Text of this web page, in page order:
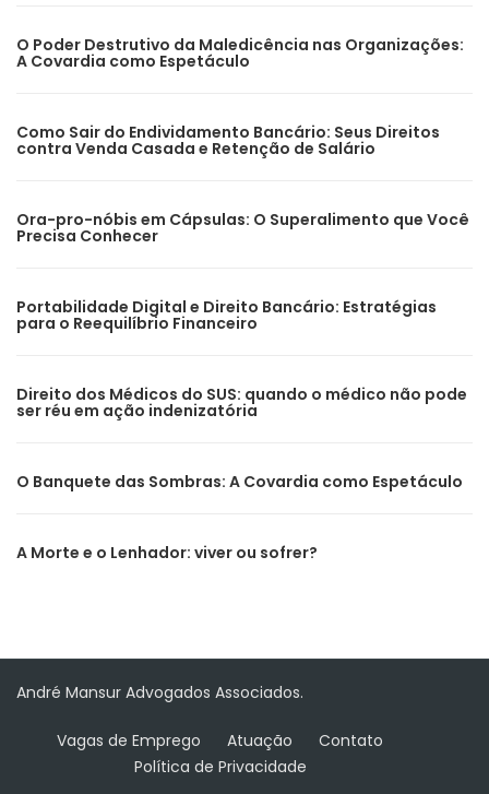
O Poder Destrutivo da Maledicência nas Organizações:
A Covardia como Espetáculo
Como Sair do Endividamento Bancário: Seus Direitos
contra Venda Casada e Retenção de Salário
Ora-pro-nóbis em Cápsulas: O Superalimento que Você
Precisa Conhecer
Portabilidade Digital e Direito Bancário: Estratégias
para o Reequilíbrio Financeiro
Direito dos Médicos do SUS: quando o médico não pode
ser réu em ação indenizatória
O Banquete das Sombras: A Covardia como Espetáculo
A Morte e o Lenhador: viver ou sofrer?
André Mansur Advogados Associados.
Vagas de Emprego Atuação
Contato
Política de Privacidade